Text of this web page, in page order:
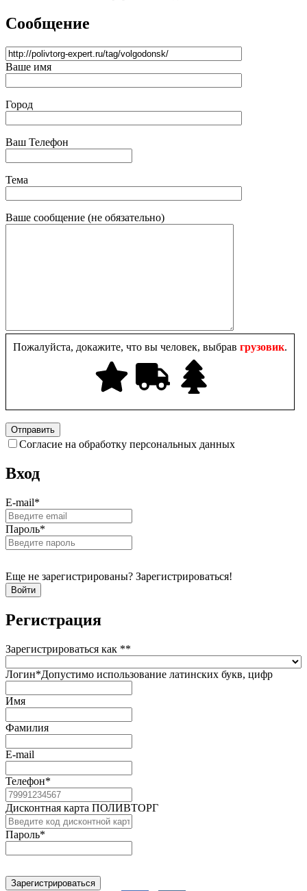
Сообщение
Ваше имя
Город
Ваш Телефон
Тема
Ваше сообщение (не обязательно)
Пожалуйста, докажите, что вы человек, выбрав грузовик.
Согласие на обработку персональных данных
Вход
E-mail*
Пароль*
Еще не зарегистрированы? Зарегистрироваться!
Регистрация
Зарегистрироваться как **
Логин*Допустимо использование латинских букв, цифр
Имя
Фамилия
E-mail
Телефон*
Дисконтная карта ПОЛИВТОРГ
Пароль*